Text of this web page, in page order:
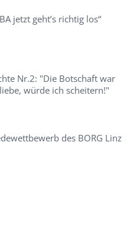
jetzt geht’s richtig los“
Nr.2: "Die Botschaft war
würde ich scheitern!"
des BORG Linz